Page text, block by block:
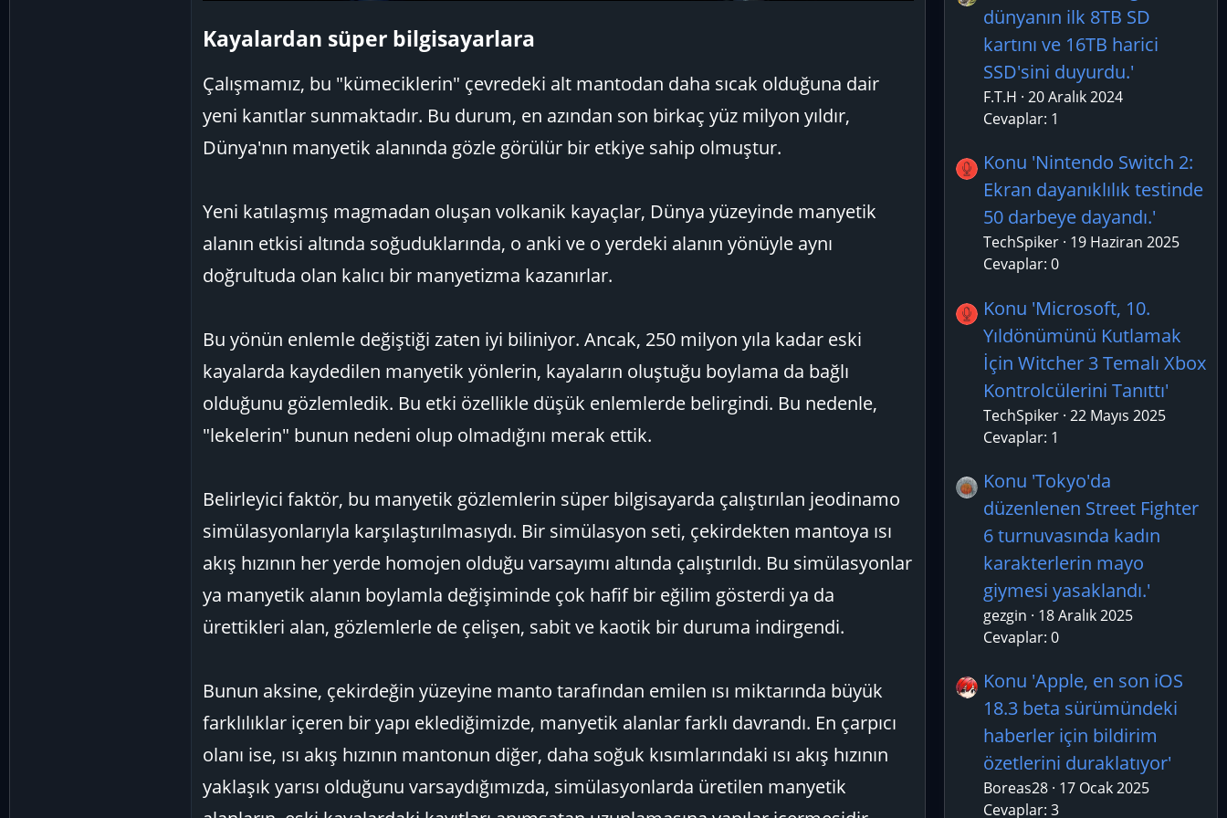
Kayalardan süper bilgisayarlara​
Çalışmamız, bu "kümeciklerin" çevredeki alt mantodan daha sıcak olduğuna dair
yeni kanıtlar sunmaktadır. Bu durum, en azından son birkaç yüz milyon yıldır,
Dünya'nın manyetik alanında gözle görülür bir etkiye sahip olmuştur.
Yeni katılaşmış magmadan oluşan volkanik kayaçlar, Dünya yüzeyinde manyetik
alanın etkisi altında soğuduklarında, o anki ve o yerdeki alanın yönüyle aynı
doğrultuda olan kalıcı bir manyetizma kazanırlar.
Bu yönün enlemle değiştiği zaten iyi biliniyor. Ancak, 250 milyon yıla kadar eski
kayalarda kaydedilen manyetik yönlerin, kayaların oluştuğu boylama da bağlı
olduğunu gözlemledik. Bu etki özellikle düşük enlemlerde belirgindi. Bu nedenle,
"lekelerin" bunun nedeni olup olmadığını merak ettik.
Belirleyici faktör, bu manyetik gözlemlerin süper bilgisayarda çalıştırılan jeodinamo
simülasyonlarıyla karşılaştırılmasıydı. Bir simülasyon seti, çekirdekten mantoya ısı
akış hızının her yerde homojen olduğu varsayımı altında çalıştırıldı. Bu simülasyonlar
ya manyetik alanın boylamla değişiminde çok hafif bir eğilim gösterdi ya da
ürettikleri alan, gözlemlerle de çelişen, sabit ve kaotik bir duruma indirgendi.
Bunun aksine, çekirdeğin yüzeyine manto tarafından emilen ısı miktarında büyük
farklılıklar içeren bir yapı eklediğimizde, manyetik alanlar farklı davrandı. En çarpıcı
olanı ise, ısı akış hızının mantonun diğer, daha soğuk kısımlarındaki ısı akış hızının
yaklaşık yarısı olduğunu varsaydığımızda, simülasyonlarda üretilen manyetik
dünyanın ilk 8TB SD
kartını ve 16TB harici
SSD'sini duyurdu.'
F.T.H 20 Aralık 2024
Cevaplar: 1
Konu 'Nintendo Switch 2:
Ekran dayanıklılık testinde
50 darbeye dayandı.'
TechSpiker 19 Haziran 2025
Cevaplar: 0
Konu 'Microsoft, 10.
Yıldönümünü Kutlamak
İçin Witcher 3 Temalı Xbox
Kontrolcülerini Tanıttı'
TechSpiker 22 Mayıs 2025
Cevaplar: 1
Konu 'Tokyo'da
düzenlenen Street Fighter
6 turnuvasında kadın
karakterlerin mayo
giymesi yasaklandı.'
gezgin
18 Aralık 2025
Cevaplar: 0
Konu 'Apple, en son iOS
18.3 beta sürümündeki
haberler için bildirim
özetlerini duraklatıyor'
Boreas28 17 Ocak 2025
Cevaplar: 3